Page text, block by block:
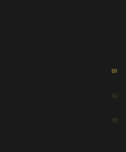
01
02
03